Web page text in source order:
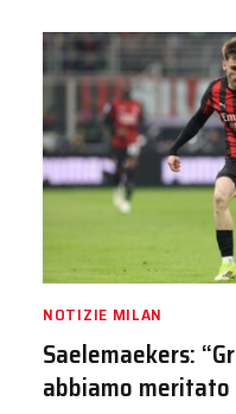
NOTIZIE MILAN
Saelemaekers:
abbiamo